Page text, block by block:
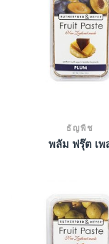
ธัญพืช
พลัม ฟรุ๊ต เพ